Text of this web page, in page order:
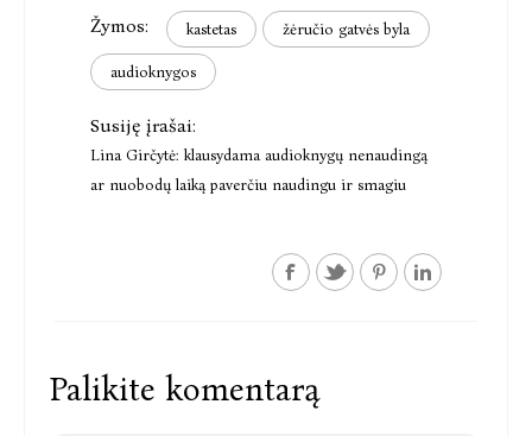
Žymos: kastetas žėručio gatvės byla
audioknygos
Susiję įrašai:
Lina Girčytė: klausydama audioknygų nenaudingą
ar nuobodų laiką paverčiu naudingu ir smagiu
Palikite komentarą